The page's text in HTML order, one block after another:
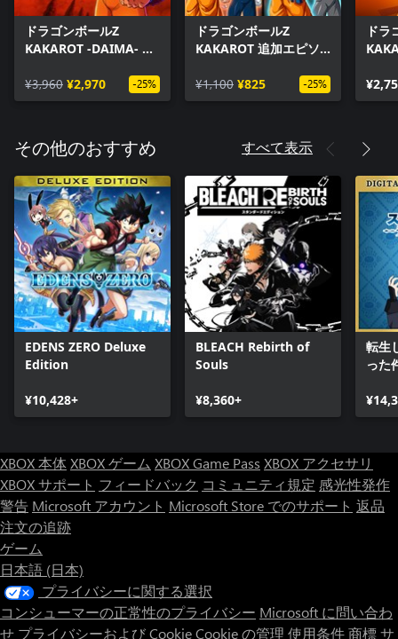
ドラゴンボールZ
KAKAROT -DAIMA- 魔
¥3,960 ¥2,970 -25%
ドラゴンボールZ
KAKAROT 追加エピソ
覚醒
¥1,100 ¥825 -25%
ドラ
その他のおすすめ すべて表示
EDENS ZERO Deluxe
Edition
¥10,428+
BLEACH Rebirth of
Souls
¥8,360+
転生
った
ティ
ン
XBOX 本体XBOX ゲーム XBOX Game Pass XBOX アクセサリ
XBOX サポート フィードバック コミュニティ規定 感光性発作
警告 Microsoft アカウント Microsoft Store でのサポート 返品
注文の追跡
ゲーム
日本語 (日本)
プライバシーに関する選択
コンシューマーの正常性のプライバシー Microsoft に問い合わ
せ プライバシーおよび CookieCookie の管理 使用条件商標サ